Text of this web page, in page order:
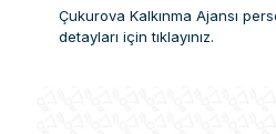
Çukurova Kalkınma Ajansı
detayları için tıklayınız.